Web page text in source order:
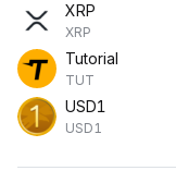
XRP
XRP
Tutorial
TUT
USD1
USD1